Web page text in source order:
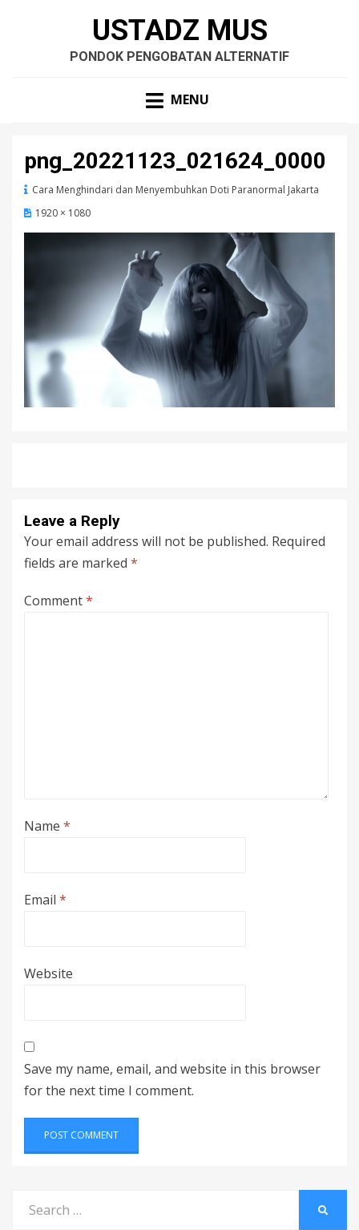
USTADZ MUS
PONDOK PENGOBATAN ALTERNATIF
MENU
png_20221123_021624_0000
Cara Menghindari dan Menyembuhkan Doti Paranormal Jakarta
1920 × 1080
Leave a Reply
Your email address will not be published. Required
fields are marked *
Comment*
Name *
Email *
Website
Save my name, email, and website in this browser
for the next time I comment.
for: